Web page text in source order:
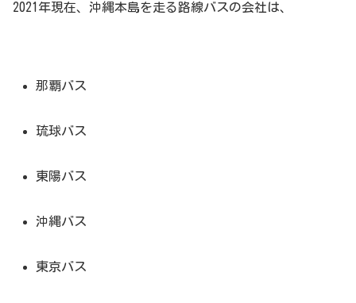
2021年現在、沖縄本島を走る路線バスの会社は、
那覇バス
琉球バス
東陽バス
沖縄バス
東京バス